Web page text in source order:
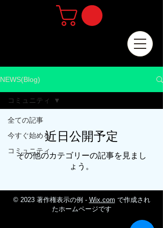
NEWS(Blog)
全ての記事
今すぐ始める
コミュニティ
コミュニティ
近日公開予定
その他のカテゴリーの記事を見まし
ょう。
© 2023 著作権表示の例 - Wix.com で作成され
たホームページです